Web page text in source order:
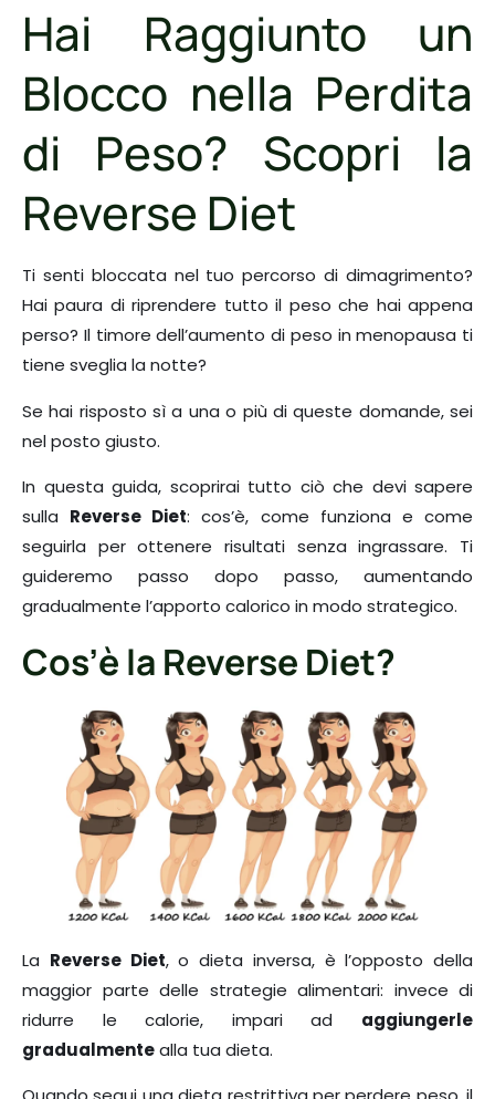
Hai Raggiunto un
Blocco nella Perdita
di Peso? Scopri la
Reverse Diet
Ti senti bloccata nel tuo percorso di dimagrimento?
Hai paura di riprendere tutto il peso che hai appena
perso? Il timore dell’aumento di peso in menopausa ti
tiene sveglia la notte?
Se hai risposto sì a una o più di queste domande, sei
nel posto giusto.
In questa guida, scoprirai tutto ciò che devi sapere
sulla Reverse Diet: cos’è, come funziona e come
seguirla per ottenere risultati senza ingrassare. Ti
guideremo passo dopo passo, aumentando
gradualmente l’apporto calorico in modo strategico.
Cos’è la Reverse Diet?
La Reverse Diet, o dieta inversa, è l’opposto della
maggior parte delle strategie alimentari: invece di
ridurre le calorie, impari ad aggiungerle
gradualmentealla tua dieta.